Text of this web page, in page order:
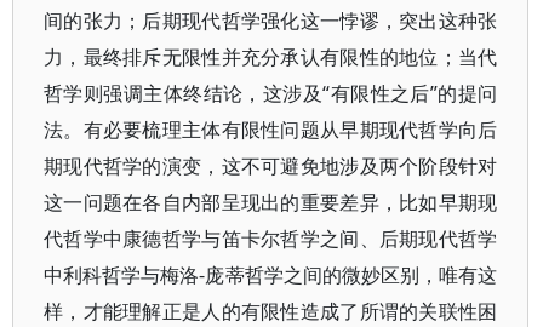
间的张力；后期现代哲学强化这一悖谬，突出这种张
力，最终排斥无限性并充分承认有限性的地位；当代
哲学则强调主体终结论，这涉及“有限性之后”的提问
法。有必要梳理主体有限性问题从早期现代哲学向后
期现代哲学的演变，这不可避免地涉及两个阶段针对
这一问题在各自内部呈现出的重要差异，比如早期现
代哲学中康德哲学与笛卡尔哲学之间、后期现代哲学
中利科哲学与梅洛-庞蒂哲学之间的微妙区别，唯有这
样，才能理解正是人的有限性造成了所谓的关联性困